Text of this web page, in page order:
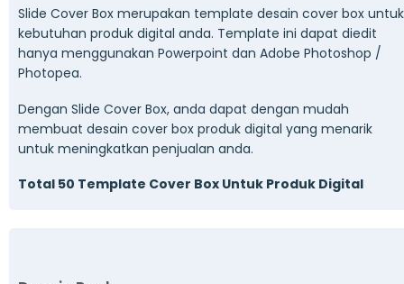
Slide Cover Box merupakan template desain cover box untuk
kebutuhan produk digital anda. Template ini dapat diedit
hanya menggunakan Powerpoint dan Adobe Photoshop /
Photopea.
Dengan Slide Cover Box, anda dapat dengan mudah
membuat desain cover box produk digital yang menarik
untuk meningkatkan penjualan anda.
Total 50 Template Cover Box Untuk Produk Digital